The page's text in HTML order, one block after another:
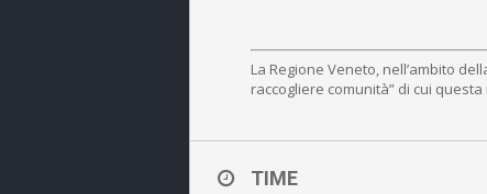
La Regione Veneto, nell’ambito
raccogliere comunità” di cui
TIME